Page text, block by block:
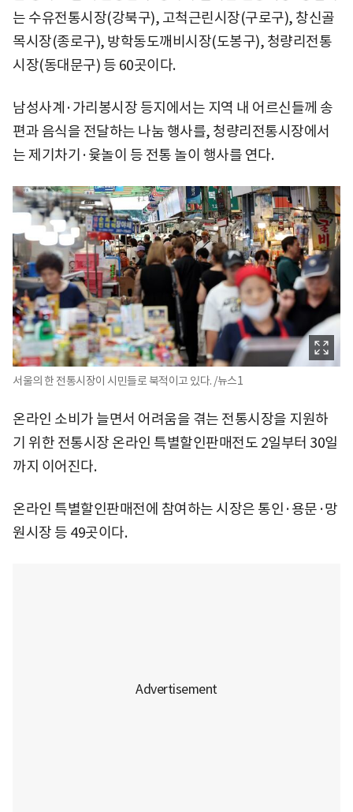
는 수유전통시장(강북구), 고척근린시장(구로구), 창신골
목시장(종로구), 방학동도깨비시장(도봉구), 청량리전통
시장(동대문구) 등 60곳이다.
남성사계·가리봉시장 등지에서는 지역 내 어르신들께 송
편과 음식을 전달하는 나눔 행사를, 청량리전통시장에서
는 제기차기·윷놀이 등 전통 놀이 행사를 연다.
서울의 한 전통시장이 시민들로 북적이고 있다. /뉴스1
온라인 소비가 늘면서 어려움을 겪는 전통시장을 지원하
기 위한 전통시장 온라인 특별할인판매전도 2일부터 30일
까지 이어진다.
온라인 특별할인판매전에 참여하는 시장은 통인·용문·망
원시장 등 49곳이다.